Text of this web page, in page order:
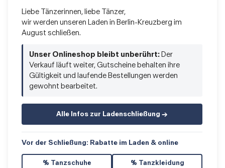
Das Kleingedruckte
Vertrag widerrufen
Liebe Tänzerinnen, liebe Tänzer,
wir werden unseren Laden in Berlin-Kreuzberg im
August schließen.
Unser Onlineshop bleibt unberührt: Der
Verkauf läuft weiter, Gutscheine behalten ihre
Gültigkeit und laufende Bestellungen werden
gewohnt bearbeitet.
Alle Infos zur Ladenschließung →
Vor der Schließung: Rabatte im Laden & online
% Tanzschuhe % Tanzkleidung